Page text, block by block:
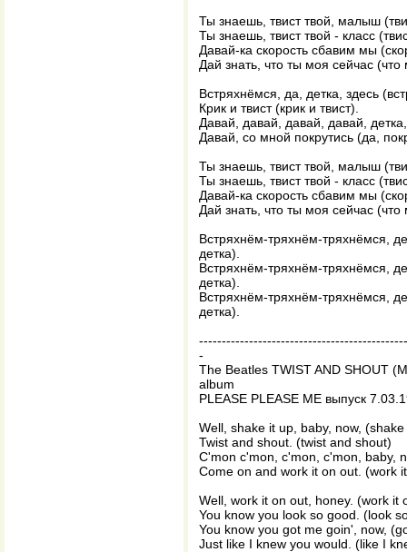
Ты знаешь, твист твой, малыш
Ты знаешь, твист твой - класс
Давай-ка скорость сбавим мы
Дай знать, что ты моя сейчас
Встряхнёмся, да, детка, здесь
Крик и твист (крик и твист).
Давай, давай, давай, давай,
Давай, со мной покрутись (да,
Ты знаешь, твист твой, малыш
Ты знаешь, твист твой - класс
Давай-ка скорость сбавим мы
Дай знать, что ты моя сейчас
Встряхнём-тряхнём-тряхнёмся,
детка).
Встряхнём-тряхнём-тряхнёмся,
детка).
Встряхнём-тряхнём-тряхнёмся,
детка).
-
The Beatles TWIST AND SHOUT
album
PLEASE PLEASE ME выпуск
Well, shake it up, baby, now,
Twist and shout. (twist and shout)
C'mon c'mon, c'mon, c'mon, baby,
Come on and work it on out. (work
Well, work it on out, honey. (work it
You know you look so good. (look
You know you got me goin', now,
Just like I knew you would. (like I